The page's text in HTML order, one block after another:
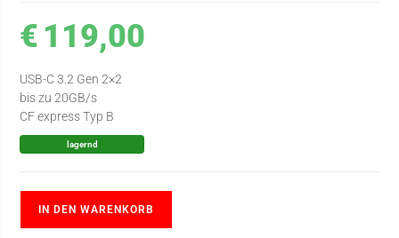
€ 119,00
USB-C 3.2 Gen 2×2
bis zu 20GB/s
CF express Typ B
lagernd
IN DEN WARENKORB